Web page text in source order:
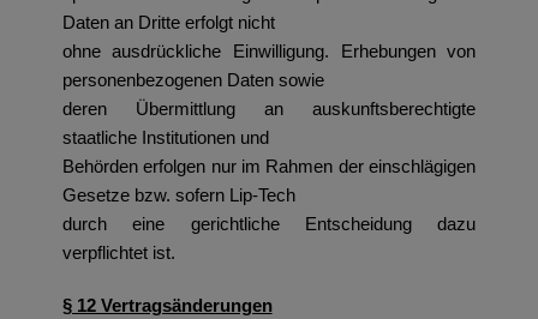
Daten an Dritte erfolgt nicht
ohne ausdrückliche Einwilligung. Erhebungen von
personenbezogenen Daten sowie
deren Übermittlung an auskunftsberechtigte
staatliche Institutionen und
Behörden erfolgen nur im Rahmen der einschlägigen
Gesetze bzw. sofern Lip-Tech
durch eine gerichtliche Entscheidung dazu
verpflichtet ist.
§ 12 Vertragsänderungen